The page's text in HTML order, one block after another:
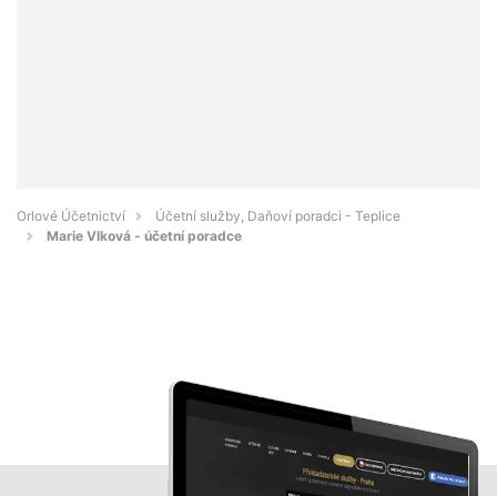
Orlové Účetnictví
Účetní služby, Daňoví poradci - Teplice
Marie Vlková - účetní poradce